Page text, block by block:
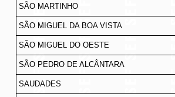
SÃO MARTINHO
SÃO MIGUEL DA BOA VISTA
SÃO MIGUEL DO OESTE
SÃO PEDRO DE ALCÂNTARA
SAUDADES